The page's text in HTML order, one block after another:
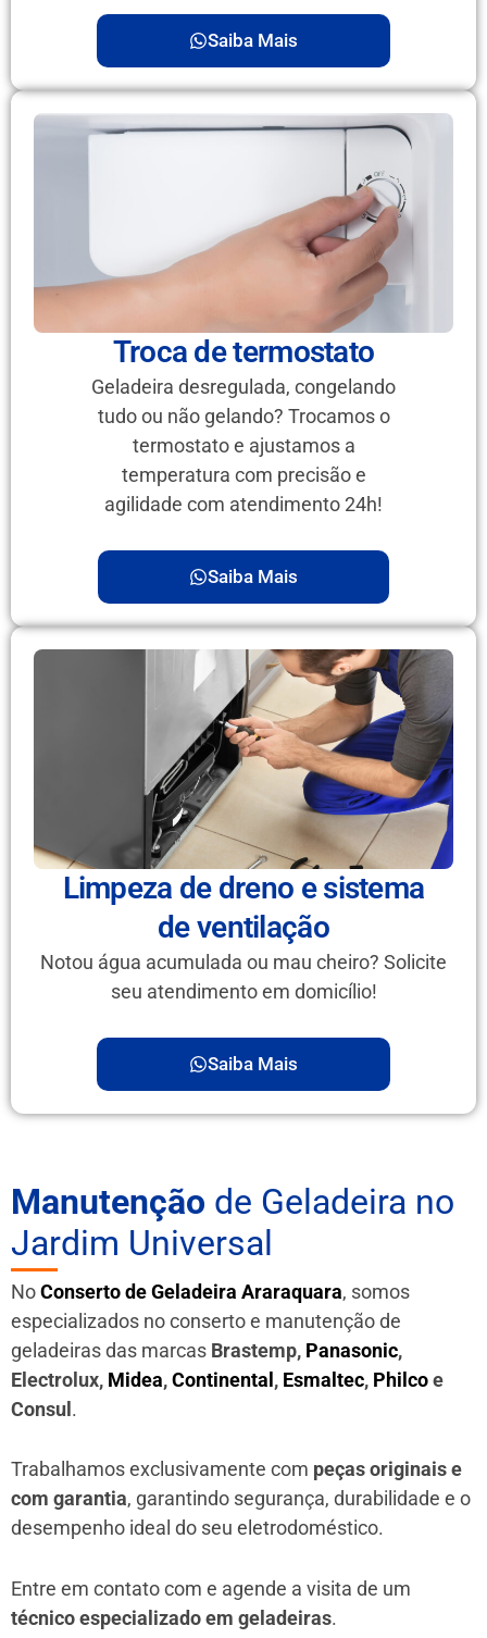
Saiba Mais
Troca de termostato
Geladeira desregulada, congelando
tudo ou não gelando? Trocamos o
termostato e ajustamos a
temperatura com precisão e
agilidade com atendimento 24h!
Saiba Mais
Limpeza de dreno e sistema
de ventilação
Notou água acumulada ou mau cheiro? Solicite
seu atendimento em domicílio!
Saiba Mais
Manutenção de Geladeira no
Jardim Universal
NoConserto de Geladeira Araraquara, somos
especializados no conserto e manutenção de
geladeiras das marcas Brastemp, Panasonic,
Electrolux, Midea,Continental, Esmaltec, Philcoe
Consul.
Trabalhamos exclusivamente com peças originais e
com garantia, garantindo segurança, durabilidade e o
desempenho ideal do seu eletrodoméstico.
Entre em contato com e agende a visita de um
técnico especializado em geladeiras.